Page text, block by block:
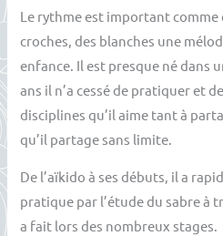
Le rythme est important comme
croches, des blanches une
enfance. Il est presque né dans
ans il n’a cessé de pratiquer et
disciplines qu’il aime tant à
qu’il partage sans limite.
De l’aïkido à ses débuts, il a
pratique par l’étude du sabre à
a fait lors des nombreux stages.